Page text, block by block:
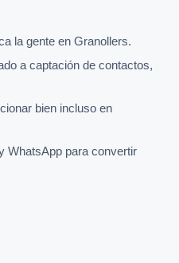
la gente en Granollers.
a captación de contactos,
bien incluso en
WhatsApp para convertir